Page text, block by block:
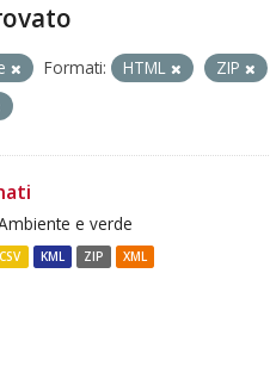
Formati: HTML ZIP
e verde
CSV KML ZIP XML